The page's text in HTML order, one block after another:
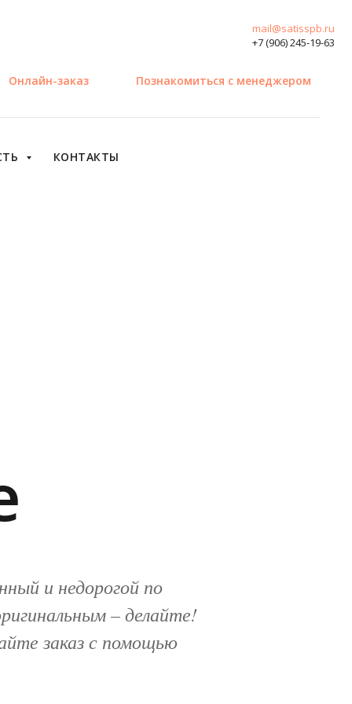
mail@satisspb.ru
+7 (906) 245-19-63
Онлайн-заказ Познакомиться с менеджером
КОНТАКТЫ
и недорогой по
– делайте!
заказ с помощью